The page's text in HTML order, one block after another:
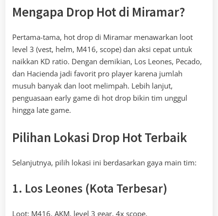
Mengapa Drop Hot di Miramar?
Pertama-tama, hot drop di Miramar menawarkan loot
level 3 (vest, helm, M416, scope) dan aksi cepat untuk
naikkan KD ratio. Dengan demikian, Los Leones, Pecado,
dan Hacienda jadi favorit pro player karena jumlah
musuh banyak dan loot melimpah. Lebih lanjut,
penguasaan early game di hot drop bikin tim unggul
hingga late game.
Pilihan Lokasi Drop Hot Terbaik
Selanjutnya, pilih lokasi ini berdasarkan gaya main tim:
1. Los Leones (Kota Terbesar)
Loot: M416, AKM, level 3 gear, 4x scope.